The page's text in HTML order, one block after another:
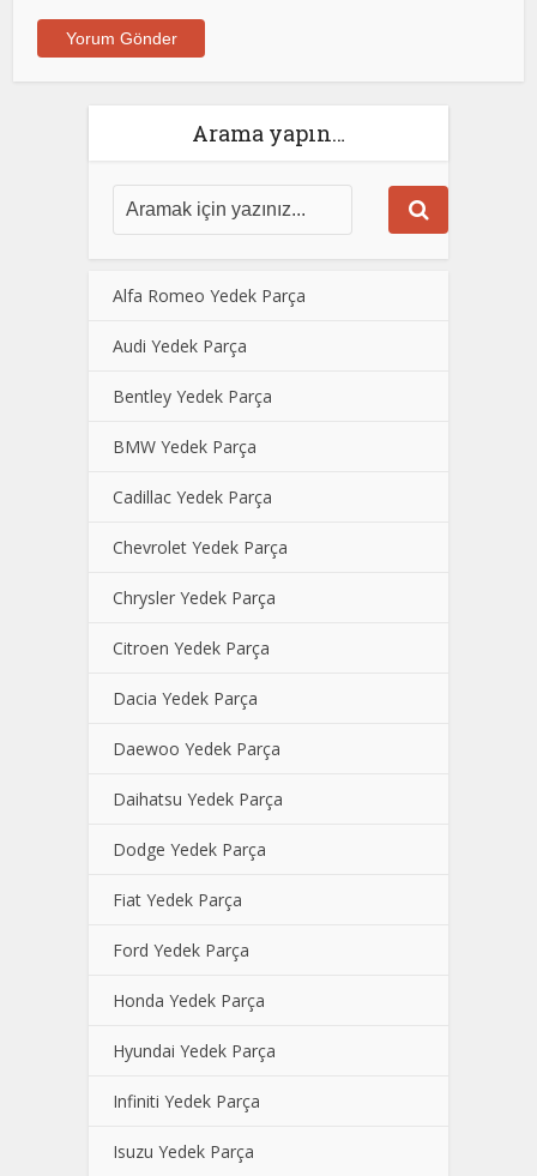
Arama yapın…
Alfa Romeo Yedek Parça
Audi Yedek Parça
Bentley Yedek Parça
BMW Yedek Parça
Cadillac Yedek Parça
Chevrolet Yedek Parça
Chrysler Yedek Parça
Citroen Yedek Parça
Dacia Yedek Parça
Daewoo Yedek Parça
Daihatsu Yedek Parça
Dodge Yedek Parça
Fiat Yedek Parça
Ford Yedek Parça
Honda Yedek Parça
Hyundai Yedek Parça
Infiniti Yedek Parça
Isuzu Yedek Parça